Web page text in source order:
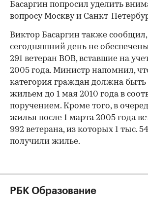
Басаргин попросил уделить
вопросу Москву и Санкт-
Виктор Басаргин также сообщил,
сегодняшний день не
291 ветеран ВОВ, вставшие на
2005 года. Министр напомнил,
категория граждан должна быть
жильем до 1 мая 2010 года в
поручением. Кроме того, в
жилья после 1 марта 2005 года
992 ветерана, из которых 1 тыс.
получили жилье.
РБК Образование